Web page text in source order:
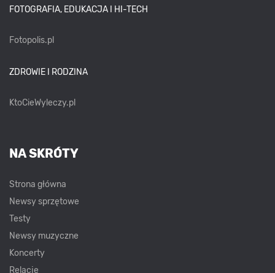
FOTOGRAFIA, EDUKACJA I HI-TECH
Fotopolis.pl
ZDROWIE I RODZINA
KtoCieWyleczy.pl
NA SKRÓTY
Strona główna
Newsy sprzętowe
Testy
Newsy muzyczne
Koncerty
Relacje